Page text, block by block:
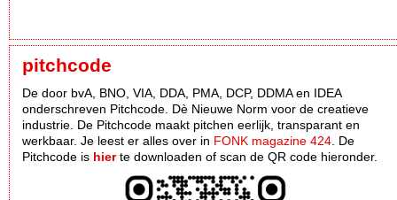
pitchcode
De door bvA, BNO, VIA, DDA, PMA, DCP, DDMA en IDEA
onderschreven Pitchcode. Dè Nieuwe Norm voor de creatieve
industrie. De Pitchcode maakt pitchen eerlijk, transparant en
werkbaar. Je leest er alles over in FONK magazine 424. De
Pitchcode is hierte downloaden of scan de QR code hieronder.